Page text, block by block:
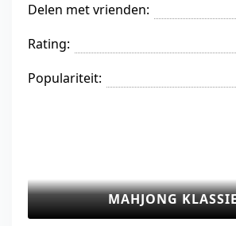
Delen met vrienden:
Rating:
Populariteit:
MAHJONG